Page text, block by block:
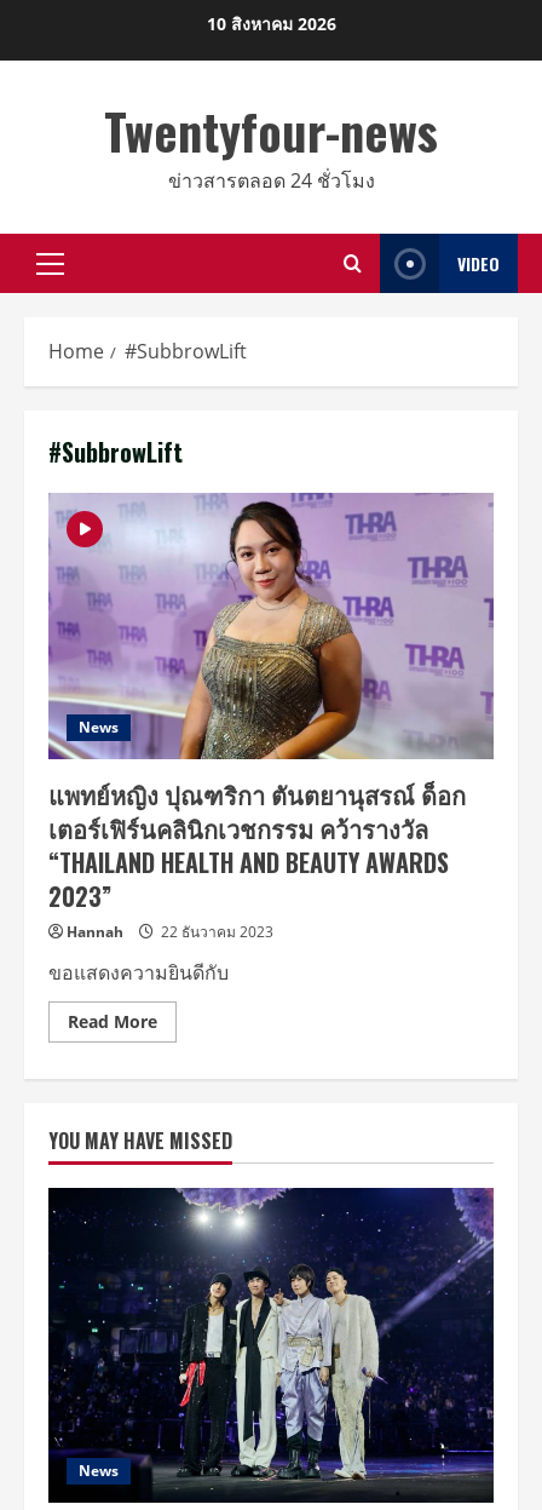
10 สิงหาคม 2026
Twentyfour-news
ข่าวสารตลอด 24 ชั่วโมง
Primary
VIDEO
Home #SubbrowLift
#SubbrowLift
News
แพทย์หญิง ปุณฑริกา ตันตยานุสรณ์ ด็อก
เตอร์เฟิร์นคลินิกเวชกรรม คว้ารางวัล
“THAILAND HEALTH AND BEAUTY AWARDS
2023”
Hannah 22 ธันวาคม 2023
ขอแสดงความยินดีกับ
Read MoreRead
more
ตัน
ต
ยา
นุ
สรณ์
ด็
เตอร์
เฟิร์น
คลินิก
เวชกรรม
คว้า
รางวัล
“THAILAND
HEALTH
AND
BEAUTY
AWARDS
2023”
YOU MAY HAVE MISSED
News